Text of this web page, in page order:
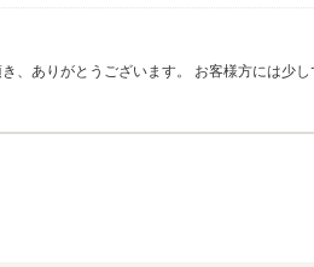
、ありがとうございます。 お客様方には少